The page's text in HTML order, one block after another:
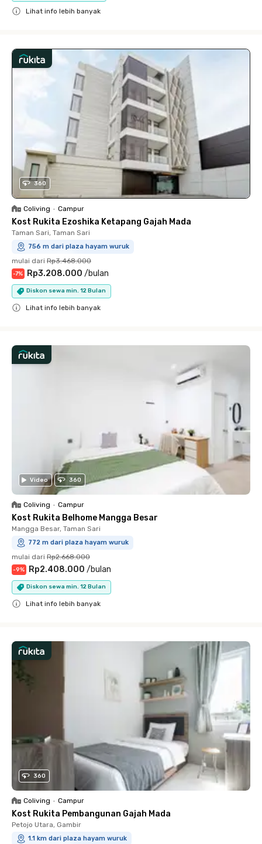
Lihat info lebih banyak
360
Coliving • Campur
Kost Rukita Ezoshika Ketapang Gajah Mada
Taman Sari, Taman Sari
756 m dari plaza hayam wuruk
mulai dari Rp3.468.000
-7% Rp3.208.000 /bulan
Diskon sewa min. 12 Bulan
Lihat info lebih banyak
Video 360
Coliving • Campur
Kost Rukita Belhome Mangga Besar
Mangga Besar, Taman Sari
772 m dari plaza hayam wuruk
mulai dari Rp2.668.000
-9% Rp2.408.000 /bulan
Diskon sewa min. 12 Bulan
Lihat info lebih banyak
360
Coliving • Campur
Kost Rukita Pembangunan Gajah Mada
Petojo Utara, Gambir
1.1 km dari plaza hayam wuruk